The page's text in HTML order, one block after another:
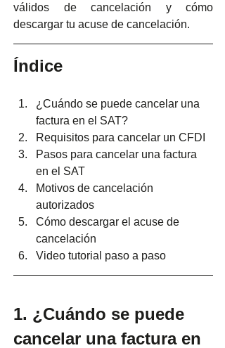
válidos de cancelación y cómo
descargar tu acuse de cancelación.
Índice
¿Cuándo se puede cancelar una
factura en el SAT?
Requisitos para cancelar un CFDI
Pasos para cancelar una factura
en el SAT
Motivos de cancelación
autorizados
Cómo descargar el acuse de
cancelación
Video tutorial paso a paso
1. ¿Cuándo se puede
cancelar una factura en